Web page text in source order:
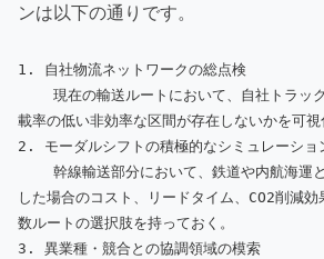
ンは以下の通りです。
1. 自社物流ネットワークの総点検
載率の低い非効率な区間が存在しないかを可視
2. モーダルシフトの積極的なシミュレーショ
した場合のコスト、リードタイム、CO2削減
数ルートの選択肢を持っておく。
3. 異業種・競合との協調領域の模索